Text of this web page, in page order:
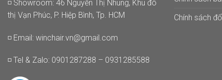
◽ Showroom: 46 Nguyễn Thị Nhung, Khu đô
thị Vạn Phúc, P. Hiệp Bình, Tp. HCM
◽ Email: winchair.vn@gmail.com
◽ Tel & Zalo: 0901287288 – 0931285588
Chính sách